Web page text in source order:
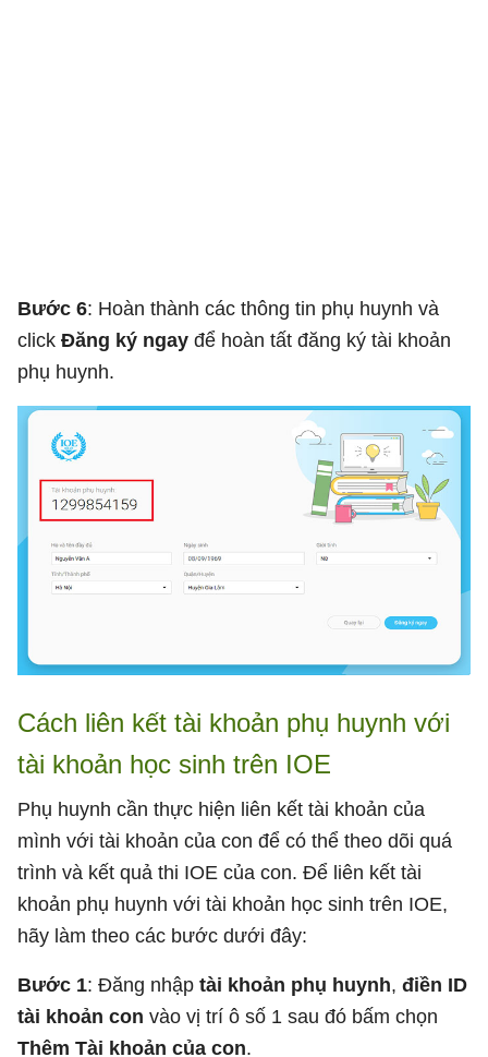
Bước 6: Hoàn thành các thông tin phụ huynh và
click Đăng ký ngay để hoàn tất đăng ký tài khoản
phụ huynh.
Cách liên kết tài khoản phụ huynh với
tài khoản học sinh trên IOE
Phụ huynh cần thực hiện liên kết tài khoản của
mình với tài khoản của con để có thể theo dõi quá
trình và kết quả thi IOE của con. Để liên kết tài
khoản phụ huynh với tài khoản học sinh trên IOE,
hãy làm theo các bước dưới đây:
Bước 1: Đăng nhập tài khoản phụ huynh, điền ID
tài khoản con vào vị trí ô số 1 sau đó bấm chọn
Thêm Tài khoản của con.